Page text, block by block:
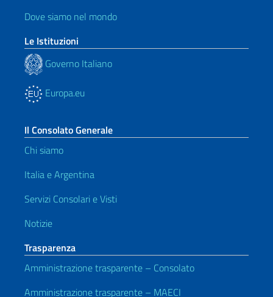
Dove siamo nel mondo
Le Istituzioni
Governo Italiano
Europa.eu
Il Consolato Generale
Chi siamo
Italia e Argentina
Servizi Consolari e Visti
Notizie
Trasparenza
Amministrazione trasparente – Consolato
Amministrazione trasparente – MAECI